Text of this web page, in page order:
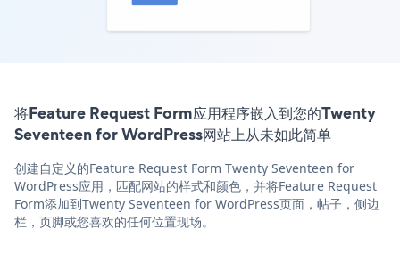
将Feature Request Form应用程序嵌入到您的Twenty
Seventeen for WordPress网站上从未如此简单
创建自定义的Feature Request Form Twenty Seventeen for
WordPress应用，匹配网站的样式和颜色，并将Feature Request
Form添加到Twenty Seventeen for WordPress页面，帖子，侧边
栏，页脚或您喜欢的任何位置现场。